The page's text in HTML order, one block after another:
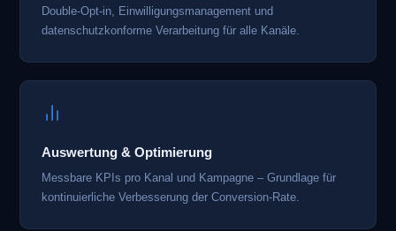
Double-Opt-in, Einwilligungsmanagement und
datenschutzkonforme Verarbeitung für alle Kanäle.
Auswertung & Optimierung
Messbare KPIs pro Kanal und Kampagne – Grundlage für
kontinuierliche Verbesserung der Conversion-Rate.